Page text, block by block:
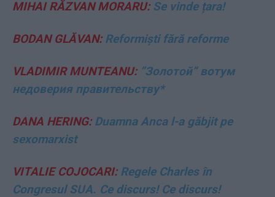
MIHAI RĂZVAN MORARU:Se vinde țara!
BODAN GLĂVAN:Reformiști fără reforme
VLADIMIR MUNTEANU:”Золотой” вотум
недоверия правительству*
DANA HERING:Duamna Anca l-a găbjit pe
sexomarxist
VITALIE COJOCARI:Regele Charles în
Congresul SUA. Ce discurs! Ce discurs!